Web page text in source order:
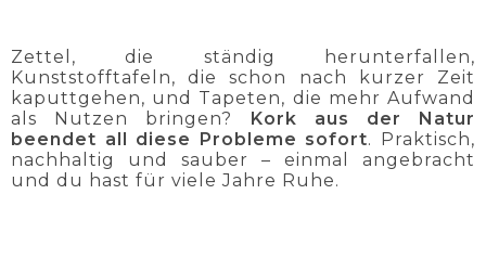
Zettel, die ständig herunterfallen,
Kunststofftafeln, die schon nach kurzer Zeit
kaputtgehen, und Tapeten, die mehr Aufwand
als Nutzen bringen?
Kork aus der Natur
beendet all diese Probleme sofort. Praktisch,
nachhaltig und sauber – einmal angebracht
und du hast für viele Jahre Ruhe.